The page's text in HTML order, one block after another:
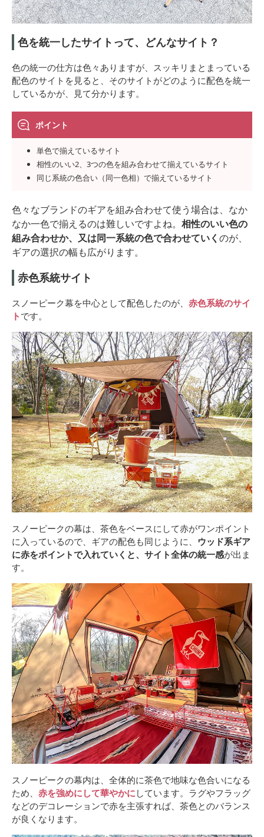
色を統一したサイトって、どんなサイト？
色の統一の仕方は色々ありますが、スッキリまとまっている
配色のサイトを見ると、そのサイトがどのように配色を統一
しているかが、見て分かります。
ポイント
単色で揃えているサイト
相性のいい2、3つの色を組み合わせて揃えているサイト
同じ系統の色合い（同一色相）で揃えているサイト
色々なブランドのギアを組み合わせて使う場合は、なか
なか一色で揃えるのは難しいですよね。 相性のいい色の
組み合わせか、又は同一系統の色で合わせていく のが、
ギアの選択の幅も広がります。
赤色系統サイト
スノーピーク幕を中心として配色したのが、 赤色系統のサイ
ト です。
スノーピークの幕は、茶色をベースにして赤がワンポイント
に入っているので、ギアの配色も同じように、 ウッド系ギア
に赤をポイントで入れていくと、サイト全体の統一感が出ま
す。
スノーピークの幕内は、全体的に茶色で地味な色合いになる
ため、 赤を強めにして華やかに しています。ラグやフラッグ
などのデコレーションで赤を主張すれば、茶色とのバランス
が良くなります。